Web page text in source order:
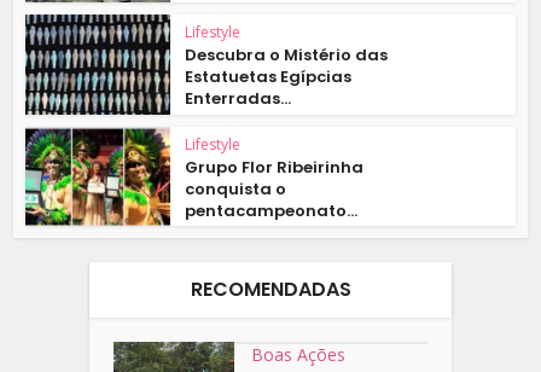
Lifestyle
Descubra o Mistério das
Estatuetas Egípcias
Enterradas...
Lifestyle
Grupo Flor Ribeirinha
conquista o
pentacampeonato...
RECOMENDADAS
Boas Ações